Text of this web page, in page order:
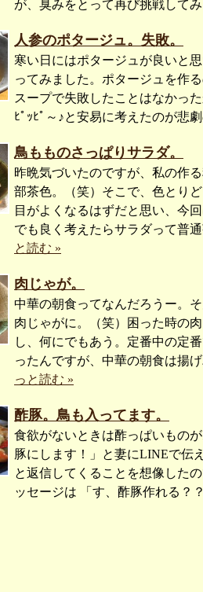
が、臭みをとって再び挑戦して
人参のポタージュ。失敗。
寒い日にはポタージュが良いと
ってみました。ポタージュを作
スープで失敗したことはなかっ
ﾋﾟｯﾋﾟ～♪と安易に考えたのが悲
鳥もものさっぱりサラダ。
昨晩気づいたのですが、私の作
部茶色。（笑）そこで、色とり
目がよくなるはずだと思い、今
でも良く考えたらサラダって普
と読む »
肉じゃが。
中華の朝食ってなんだろうー。
肉じゃがに。（笑）困った時の
し、何にでもあう。定番中の定
ったんですが、中華の朝食は揚
っと読む »
酢豚。鳥も入ってます。
食欲がないときは酢っぱいもの
豚にします！」と妻にLINEで伝
と返信してくることを想像した
ッセージは 「す、酢豚作れる？